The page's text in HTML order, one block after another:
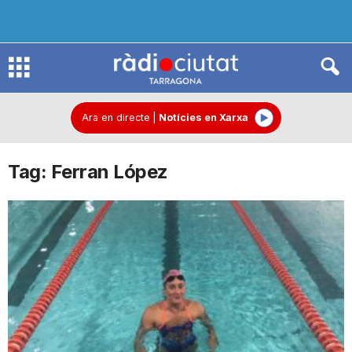
R
d
C
Ara en directe Notícies en Xarxa
Tag: Ferran López